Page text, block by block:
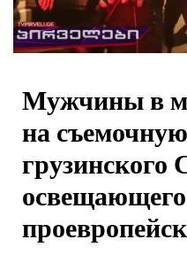
Мужчины в
на
освещающего